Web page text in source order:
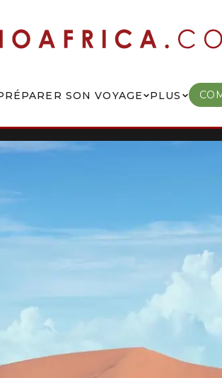
SON VOYAGE PLUS